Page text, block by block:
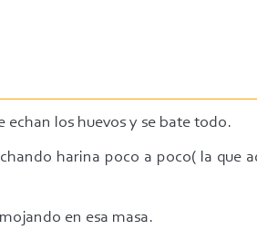
echan los huevos y se bate todo.
harina poco a poco( la que
en esa masa.